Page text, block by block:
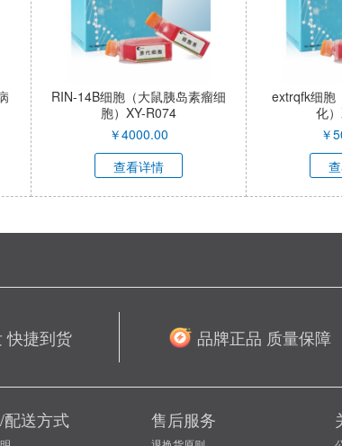
RIN-14B细胞（大鼠胰岛素瘤细
胞）XY-R074
￥4000.00
查看详情
extrqfk细胞
化
￥
快捷到货 品牌正品 质量保障
送方式 售后服务